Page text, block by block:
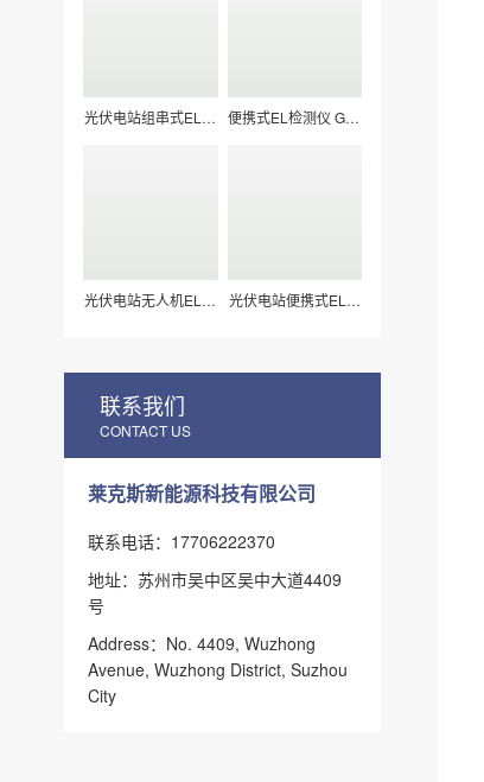
光伏电站组串式EL检
便携式EL检测仪 G50
光伏电站无人机EL扫
光伏电站便携式EL检
联系我们
CONTACT US
莱克斯新能源科技有限公司
联系电话：17706222370
地址：苏州市吴中区吴中大道4409
号
Address：No. 4409, Wuzhong
Avenue, Wuzhong District, Suzhou
City